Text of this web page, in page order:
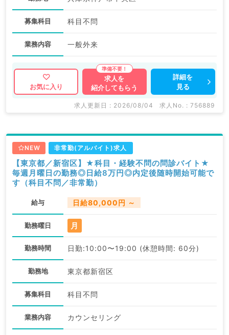
募集科目 科目不問
業務内容 一般外来
お気に入り
求人を
紹介してもらう
詳細を
見る
求人更新日 : 2026/08/04 求人No. : 756889
NEW 非常勤(アルバイト)求人
【東京都／新宿区】★科目・経験不問の問診バイト★
毎週月曜日の勤務◎日給8万円◎内定後随時開始可能で
す（科目不問／非常勤）
給与 日給80,000円 ～
勤務曜日 月
勤務時間 日勤:10:00〜19:00 (休憩時間: 60分)
勤務地 東京都新宿区
募集科目 科目不問
業務内容 カウンセリング